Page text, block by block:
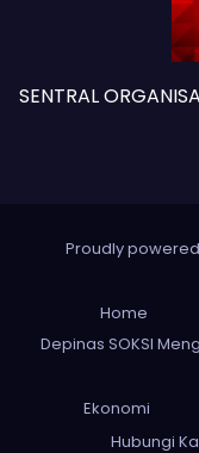
SENTRAL
Proudly
Home
Depinas SOKSI
Ekonomi
Hubungi